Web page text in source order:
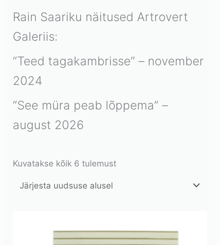
Rain Saariku näitused Artrovert
Galeriis:
“Teed tagakambrisse” – november
2024
“See müra peab lõppema” –
august 2026
Kuvatakse kõik 6 tulemust